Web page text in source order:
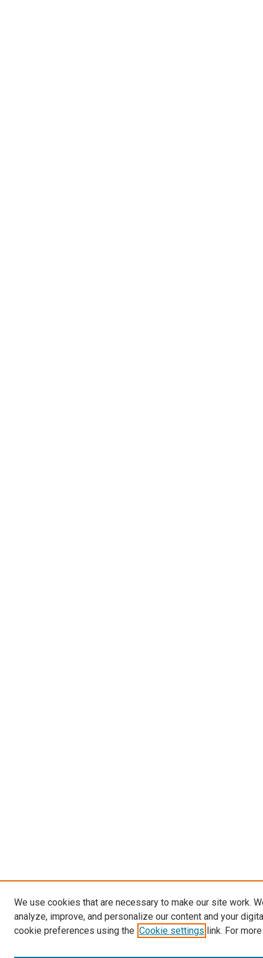
We use cookies that are necessary to make our site work.
analyze, improve, and personalize our content and your
cookie preferences using the Cookie settings link. For